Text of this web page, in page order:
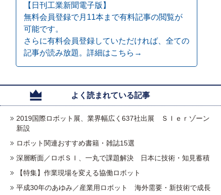
【日刊工業新聞電子版】
無料会員登録で月11本まで有料記事の閲覧が
可能です。
さらに有料会員登録していただければ、全ての
記事が読み放題。詳細はこちら→
よく読まれている記事
2019国際ロボット展、業界幅広く637社出展 ＳＩｅｒゾーン
新設
ロボット関連おすすめ書籍・雑誌15選
深層断面／ロボＳＩ、一丸で課題解決 日本に技術・知見蓄積
【特集】作業現場を変える協働ロボット
平成30年のあゆみ／産業用ロボット 海外需要・新技術で成長